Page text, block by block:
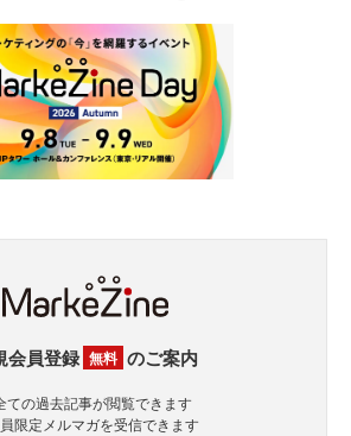
会員登録 無料 のご案内
ての過去記事が閲覧できます
員限定メルマガを受信できます